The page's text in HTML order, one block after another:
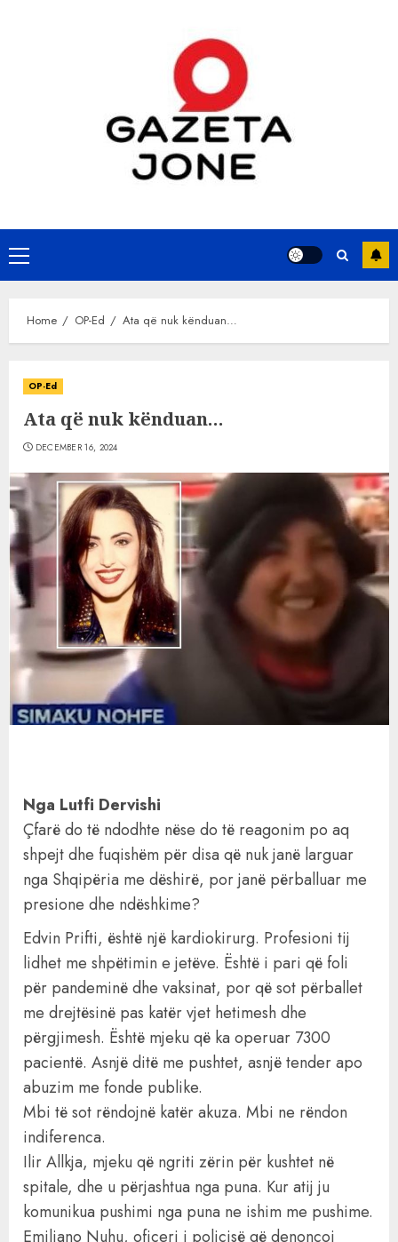
Primary
Menu
Home OP-Ed Ata që nuk kënduan…
OP-Ed
Ata që nuk kënduan…
DECEMBER 16, 2024
Nga Lutfi Dervishi
Çfarë do të ndodhte nëse do të reagonim po aq
shpejt dhe fuqishëm për disa që nuk janë larguar
nga Shqipëria me dëshirë, por janë përballuar me
presione dhe ndëshkime?
Edvin Prifti, është një kardiokirurg. Profesioni tij
lidhet me shpëtimin e jetëve. Është i pari që foli
për pandeminë dhe vaksinat, por që sot përballet
me drejtësinë pas katër vjet hetimesh dhe
përgjimesh. Është mjeku që ka operuar 7300
pacientë. Asnjë ditë me pushtet, asnjë tender apo
abuzim me fonde publike.
Mbi të sot rëndojnë katër akuza. Mbi ne rëndon
indiferenca.
Ilir Allkja, mjeku që ngriti zërin për kushtet në
spitale, dhe u përjashtua nga puna. Kur atij ju
komunikua pushimi nga puna ne ishim me pushime.
Emiliano Nuhu, oficeri i policisë që denoncoi